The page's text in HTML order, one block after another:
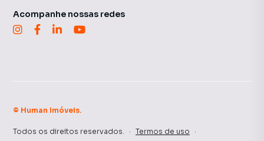
Acompanhe nossas redes
© Human Imóveis.
Todos os direitos reservados. · Termos de uso ·